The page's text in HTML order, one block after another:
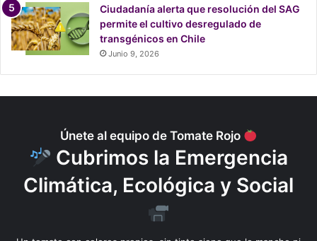
Ciudadanía alerta que resolución del SAG
permite el cultivo desregulado de
transgénicos en Chile
Junio 9, 2026
Únete al equipo de Tomate Rojo
Cubrimos la Emergencia
Climática, Ecológica y Social